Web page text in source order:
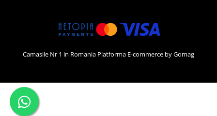
Camasile Nr 1 in Romania Platforma E-commerce by Gomag